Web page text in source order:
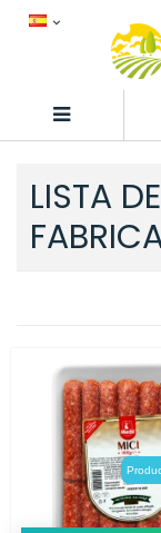
LISTA